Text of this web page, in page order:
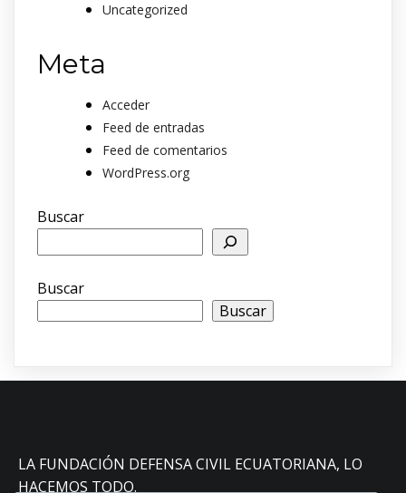
Uncategorized
Meta
Acceder
Feed de entradas
Feed de comentarios
WordPress.org
Buscar
Buscar
Buscar
LA FUNDACIÓN DEFENSA CIVIL ECUATORIANA, LO
HACEMOS TODO.